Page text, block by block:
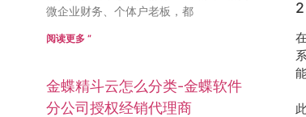
微企业财务、个体户老板，都
阅读更多 ”
金蝶精斗云怎么分类-金蝶软件
分公司授权经销代理商